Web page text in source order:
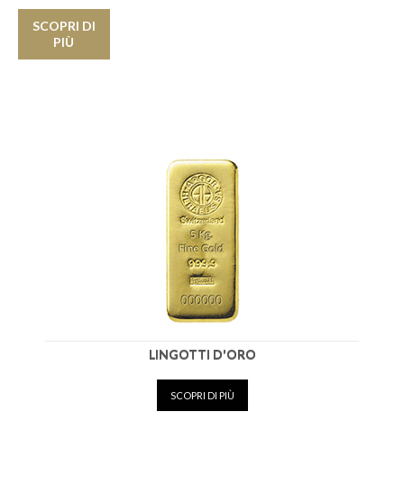
catalogati comeoro di investimento
la possibilità di acquisizione anche a investitori privati. Le lamine d'oro,
apparentemente simili ai lingotti, si differenziano da questi per la possibilità
di liquidare anche parzialmente l'investimento effettuato.
di cui possono
vantarne l'esclusività, riconosciuta dalla
Banca d'Italia. La stessa provvede al
riconoscimento degli operatori dei banco
metalli, i quali necessitano dell'opportuna
autorizzazione per esercitare la
professione. Tutto ciò contribuisce alla
specializzazione di queste strutture
rispetto a quelle dei semplici compro oro.
Sono altrettanto diffusi e talvolta
considerati rischiosi gli strumenti finanziari
(exchange traded fund),
SCOPRI DI
PIÙ
LINGOTTI D'ORO
SCOPRI DI PIÙ